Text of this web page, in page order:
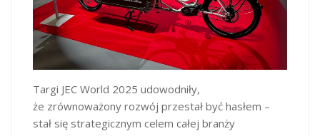
Targi JEC World 2025 udowodniły,
że zrównoważony rozwój przestał być hasłem –
stał się strategicznym celem całej branży